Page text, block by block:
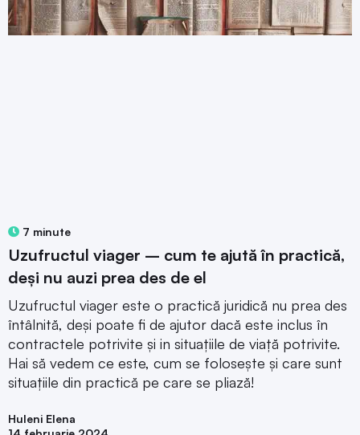
7 minute
Uzufructul viager – cum te ajută în practică,
deși nu auzi prea des de el
Uzufructul viager este o practică juridică nu prea des
întâlnită, deși poate fi de ajutor dacă este inclus în
contractele potrivite și in situațiile de viață potrivite.
Hai să vedem ce este, cum se folosește și care sunt
situațiile din practică pe care se pliază!
Huleni Elena